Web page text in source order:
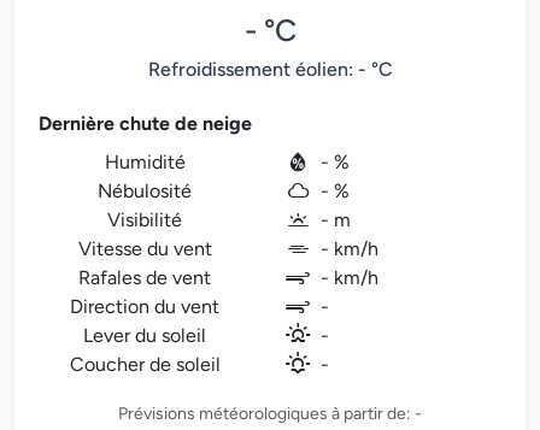
- °C
Refroidissement éolien: - °C
Dernière chute de neige
Humidité
- %
Nébulosité
- %
Visibilité
- m
Vitesse du vent
- km/h
Rafales de vent
- km/h
Direction du vent
-
Lever du soleil
-
Coucher de soleil
-
Prévisions météorologiques à partir de: -